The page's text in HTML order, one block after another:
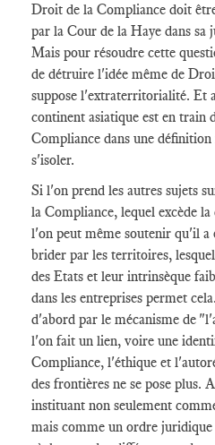
Droit de la Compliance doit
par la Cour de la Haye dans sa
Mais pour résoudre cette
de détruire l'idée même de
suppose l'extraterritorialité. Et
continent asiatique est en
Compliance dans une
s'isoler.
Si l'on prend les autres sujets
la Compliance, lequel excède
l'on peut même soutenir qu'il a
brider par les territoires,
des Etats et leur intrinsèque
dans les entreprises permet
d'abord par le mécanisme de
l'on fait un lien, voire une
Compliance, l'éthique et
des frontières ne se pose plus.
instituant non seulement
mais comme un ordre